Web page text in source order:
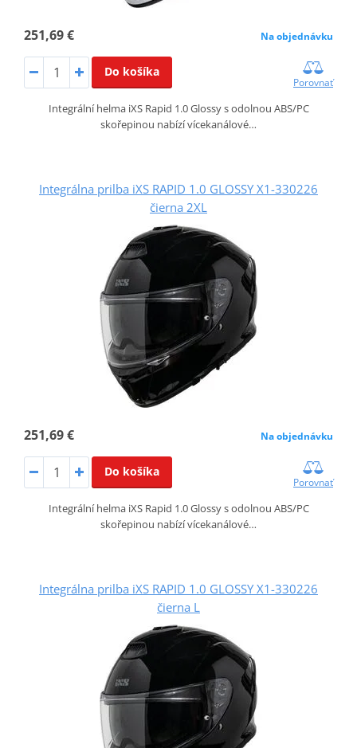
251,69 € Na objednávku
Do košíka
Porovnať
Integrální helma iXS Rapid 1.0 Glossy s odolnou ABS/PC
skořepinou nabízí vícekanálové…
Integrálna prilba iXS RAPID 1.0 GLOSSY X1-330226
čierna 2XL
251,69 € Na objednávku
Do košíka
Porovnať
Integrální helma iXS Rapid 1.0 Glossy s odolnou ABS/PC
skořepinou nabízí vícekanálové…
Integrálna prilba iXS RAPID 1.0 GLOSSY X1-330226
čierna L